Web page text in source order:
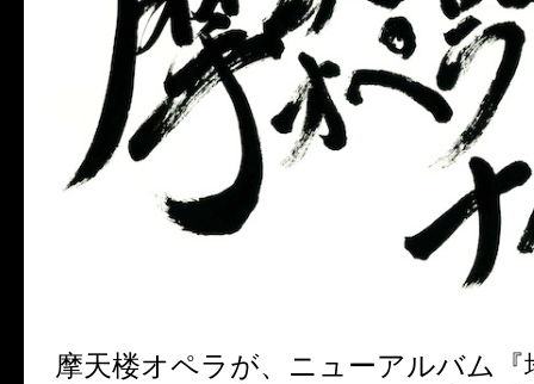
摩天楼オペラが、ニューアルバム『